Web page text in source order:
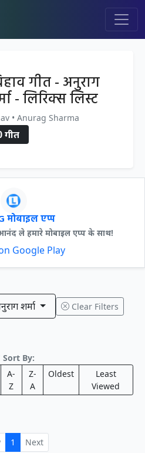
गीत - अनुराग
- लिरिक्स लिस्ट
• Anurag Sharma
गीत
मोबाइल एप्प
ले हमारे मोबाइल एप्प के साथ!
शर्मा Clear Filters
Sort By:
A-
Z
Z-
A
Oldest
Least
Viewed
1 Next